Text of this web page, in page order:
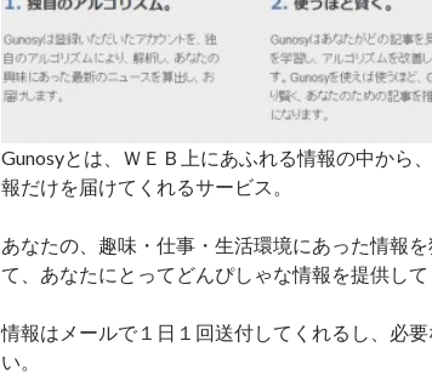
Gunosyとは、ＷＥＢ上にあふれる情報の中から
報だけを届けてくれるサービス。
あなたの、趣味・仕事・生活環境にあった情報
て、あなたにとってどんぴしゃな情報を提供して
情報はメールで１日１回送付してくれるし、必
い。